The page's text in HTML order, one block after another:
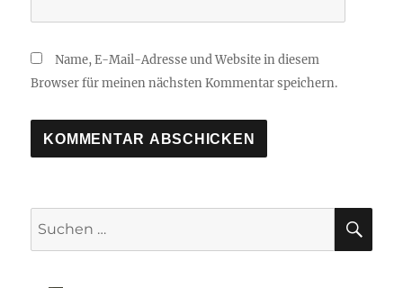
Name, E-Mail-Adresse und Website in diesem
Browser für meinen nächsten Kommentar speichern.